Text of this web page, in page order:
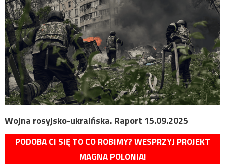
Wojna rosyjsko-ukraińska. Raport 15.09.2025
PODOBA CI SIĘ TO CO ROBIMY? WESPRZYJ PROJEKT
MAGNA POLONIA!